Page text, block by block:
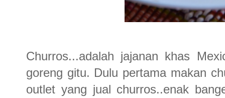
Churros...adalah jajanan khas
goreng gitu. Dulu pertama makan
outlet yang jual churros..enak